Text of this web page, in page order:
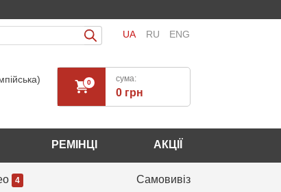
UA RU ENG
0 сума:
0 грн
РЕМІНЦІ АКЦІЇ
4 Самовивіз